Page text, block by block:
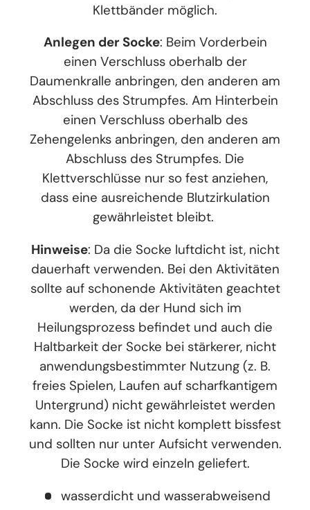
Klettbänder möglich.
Anlegen der Socke: Beim Vorderbein
einen Verschluss oberhalb der
Daumenkralle anbringen, den anderen am
Abschluss des Strumpfes. Am Hinterbein
einen Verschluss oberhalb des
Zehengelenks anbringen, den anderen am
Abschluss des Strumpfes. Die
Klettverschlüsse nur so fest anziehen,
dass eine ausreichende Blutzirkulation
gewährleistet bleibt.
Hinweise: Da die Socke luftdicht ist, nicht
dauerhaft verwenden. Bei den Aktivitäten
sollte auf schonende Aktivitäten geachtet
werden, da der Hund sich im
Heilungsprozess befindet und auch die
Haltbarkeit der Socke bei stärkerer, nicht
anwendungsbestimmter Nutzung (z. B.
freies Spielen, Laufen auf scharfkantigem
Untergrund) nicht gewährleistet werden
kann. Die Socke ist nicht komplett bissfest
und sollten nur unter Aufsicht verwenden.
Die Socke wird einzeln geliefert.
wasserdicht und wasserabweisend